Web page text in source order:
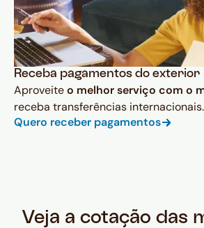
Receba pagamentos do exterior
Aproveiteo melhor serviço com o
receba transferências internacionais.
Quero receber pagamentos
Veja a cotação das